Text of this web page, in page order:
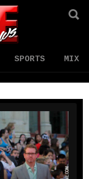
SPORTS MIX